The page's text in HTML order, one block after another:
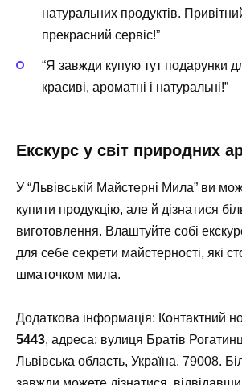
натуральних продуктів.
прекрасний сервіс!”
“Я завжди купую тут подарунки
красиві, ароматні і натуральні!”
Екскурс у світ природних
У “Львівській Майстерні Мила” ви
купити продукцію, але й дізнатися
виготовлення. Влаштуйте собі
для себе секрети майстерності, які
шматочком мила.
Додаткова інформація: Контактний
5443, адреса: вулиця Братів
Львівська область, Україна, 79008.